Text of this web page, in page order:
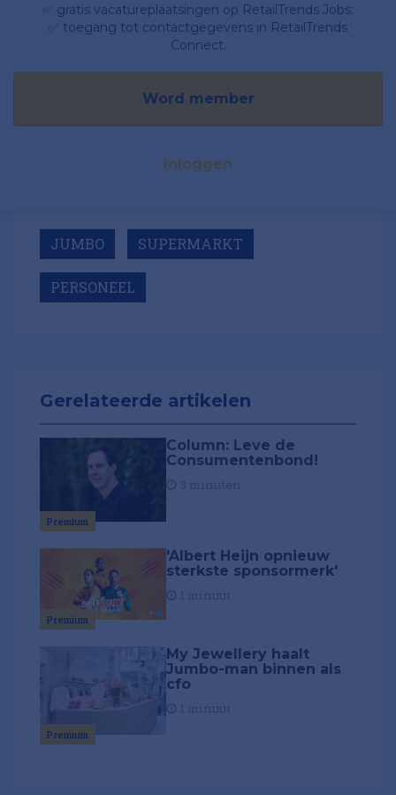
✅ gratis vacatureplaatsingen op RetailTrends Jobs;
✅ toegang tot contactgegevens in RetailTrends
Connect.
Word member
Inloggen
JUMBO SUPERMARKT
PERSONEEL
Gerelateerde artikelen
Premium
Column: Leve de
Consumentenbond!
Premium
'Albert Heijn opnieuw
sterkste sponsormerk'
Premium
My Jewellery haalt
Jumbo-man binnen als
cfo